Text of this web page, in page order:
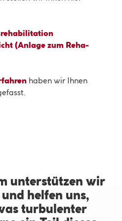
(Anlage zum Reha-
haben wir Ihnen
unterstützen wir
helfen uns,
turbulenter
unterstützen wir
helfen uns,
turbulenter
unterstützen wir
helfen uns,
turbulenter